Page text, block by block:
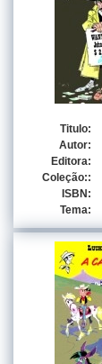
Titulo:
Autor:
Editora:
Coleção::
ISBN:
Tema: